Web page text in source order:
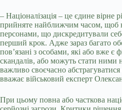
– Націоналізація – це єдине вірне
прийняте найближчим часом, щоб
персонами, що дискредитували
перший крок. Адже зараз багато
пов’язані з особами, які або вже є
скандалів, або можуть стати
важливо своєчасно абстрагуватися
вважає військовий експерт
При цьому повна або часткова